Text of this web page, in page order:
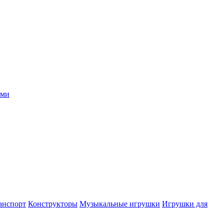
Конструкторы Музыкальные игрушки Игрушки для